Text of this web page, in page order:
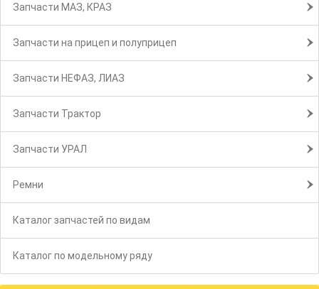
Запчасти МАЗ, КРАЗ
Запчасти на прицеп и полуприцеп
Запчасти НЕФАЗ, ЛИАЗ
Запчасти Трактор
Запчасти УРАЛ
Ремни
Каталог запчастей по видам
Каталог по модельному ряду